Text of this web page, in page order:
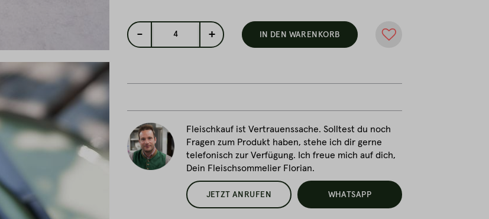
- 4 + IN DEN WARENKORB
Fleischkauf ist Vertrauenssache. Solltest du noch
Fragen zum Produkt haben, stehe ich dir gerne
telefonisch zur Verfügung. Ich freue mich auf dich,
Dein Fleischsommelier Florian.
JETZT ANRUFEN WHATSAPP